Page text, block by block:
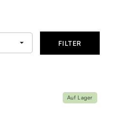
 FILTER
Auf Lager